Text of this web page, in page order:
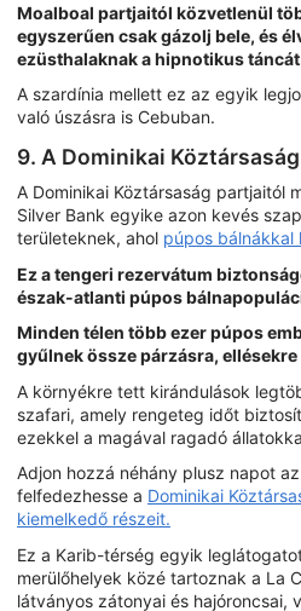
Moalboal partjaitól közvetlenül
egyszerűen csak gázolj bele, és
ezüsthalaknak a hipnotikus
A szardínia mellett ez az egyik
való úszásra is Cebuban.
9. A Dominikai
A Dominikai Köztársaság partjaitól
Silver Bank egyike azon kevés
területeknek, ahol púpos bálnákkal
Ez a tengeri rezervátum
észak-atlanti púpos
Minden télen több ezer púpos
gyűlnek össze párzásra,
A környékre tett kirándulások
szafari, amely rengeteg időt
ezekkel a magával ragadó
Adjon hozzá néhány plusz napot
felfedezhesse a Dominikai
kiemelkedő részeit.
Ez a Karib-térség egyik
merülőhelyek közé tartoznak a La
látványos zátonyai és hajóroncsai,